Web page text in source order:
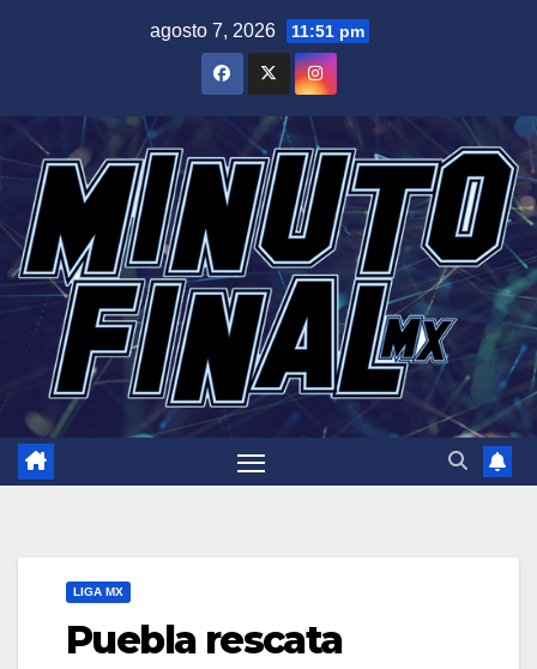
agosto 7, 2026 11:51 pm
LIGA MX
Puebla rescata